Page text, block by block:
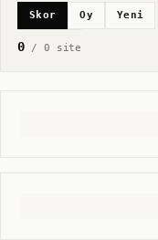
Skor Oy Yeni
0/ 0 site